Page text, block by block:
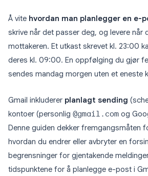
Å vite hvordan man planlegger en e-
skrive når det passer deg, og levere når
mottakeren. Et utkast skrevet kl. 23:00
deres kl. 09:00. En oppfølging du gjør
sendes mandag morgen uten et eneste
Gmail inkluderer planlagt sending
kontoer (personlig @gmail.com og
Denne guiden dekker fremgangsmåten
hvordan du endrer eller avbryter en
begrensninger for gjentakende
tidspunktene for å planlegge e-post i